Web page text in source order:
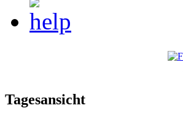
Tagesansicht